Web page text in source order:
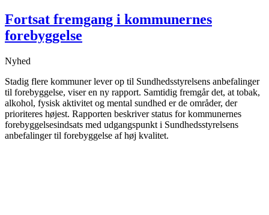
Fortsat fremgang i kommunernes
forebyggelse
Nyhed
Stadig flere kommuner lever op til Sundhedsstyrelsens anbefalinger
til forebyggelse, viser en ny rapport. Samtidig fremgår det, at tobak,
alkohol, fysisk aktivitet og mental sundhed er de områder, der
prioriteres højest. Rapporten beskriver status for kommunernes
forebyggelsesindsats med udgangspunkt i Sundhedsstyrelsens
anbefalinger til forebyggelse af høj kvalitet.